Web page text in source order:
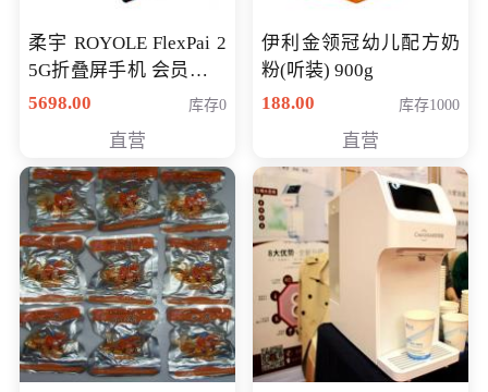
柔宇 ROYOLE FlexPai 2
5G折叠屏手机 会员专享
购买价格 4998元
5698.00 库存0
直营
伊利金领冠幼儿配方奶
粉(听装) 900g
188.00
库存1000
直营